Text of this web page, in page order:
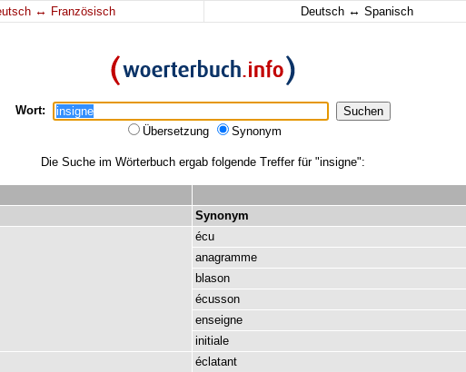
↔ Französisch Deutsch ↔ Spanisch
Wort:
Übersetzung
Synonym
Die Suche im Wörterbuch ergab folgende Treffer für "insigne":
Synonym
écu
anagramme
blason
écusson
enseigne
initiale
éclatant